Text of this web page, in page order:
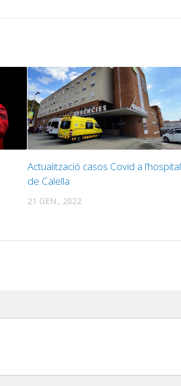
Actualització casos Covid a l’hospital
de Calella
21 GEN., 2022